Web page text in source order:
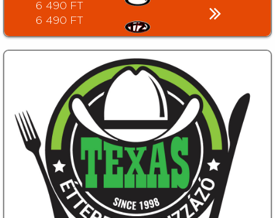
6 490 FT
6 490 FT